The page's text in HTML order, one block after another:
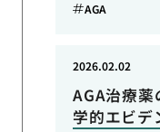
AGA
AGA治療
学的エビデ
2026.02.02